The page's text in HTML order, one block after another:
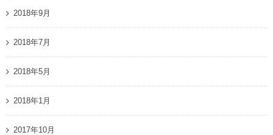
2018年9月
2018年7月
2018年5月
2018年1月
2017年10月